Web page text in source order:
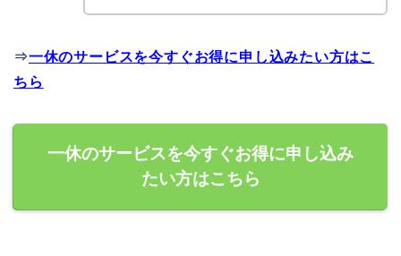
⇒一休のサービスを今すぐお得に申し込みたい方はこ
ちら
一休のサービスを今すぐお得に申し込み
たい方はこちら